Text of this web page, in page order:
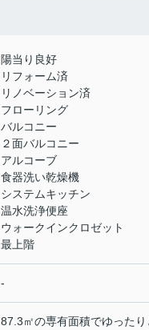
陽当り良好
リフォーム済
リノベーション済
フローリング
バルコニー
２面バルコニー
アルコーブ
食器洗い乾燥機
システムキッチン
温水洗浄便座
ウォークインクロゼット
最上階
-
87.3㎡の専有面積でゆった